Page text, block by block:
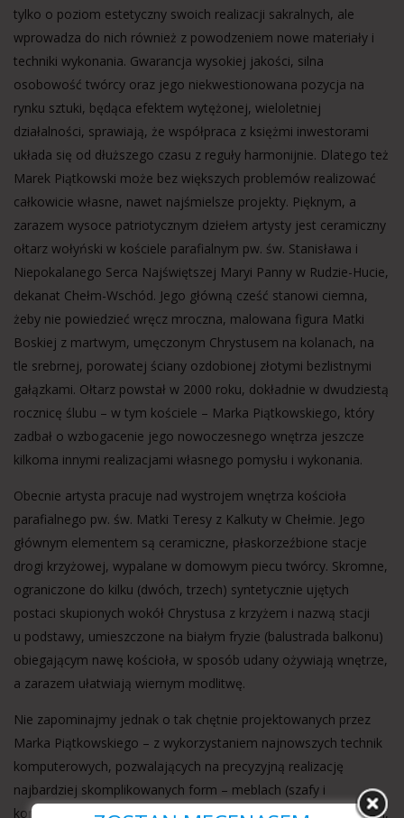
tylko o poziom estetyczny swoich realizacji sakralnych, ale
wprowadza do nich również z powodzeniem nowe materiały i
techniki wykonania. Gwarancja wysokiej jakości, silna
osobowość twórcy oraz jego niekwestionowana pozycja na
rynku sztuki, będąca efektem wytężonej, wieloletniej
działalności, sprawiają, że współpraca z księżmi inwestorami
układa się od dłuższego czasu z reguły harmonijnie. Dlatego też
Marek Piątkowski może bez większych problemów realizować
całkowicie własne, nawet najśmielsze projekty. Pięknym, a
zarazem wysoce patriotycznym dziełem artysty jest ceramiczny
ołtarz wołyński w kościele parafialnym pw. św. Stanisława i
Niepokalanego Serca Najświętszej Maryi Panny w Rudzie-Hucie,
dekanat Chełm-Wschód. Jego główną cześć stanowi ciemna,
żeby nie powiedzieć wręcz mroczna, malowana figura Matki
Boskiej z martwym, umęczonym Chrystusem na kolanach, na
tle srebrnej, porowatej ściany ozdobionej złotymi bezlistnymi
gałązkami. Ołtarz powstał w 2000 roku, dokładnie w dwudziestą
rocznicę ślubu – w tym kościele – Marka Piątkowskiego, który
zadbał o wzbogacenie jego nowoczesnego wnętrza jeszcze
kilkoma innymi realizacjami własnego pomysłu i wykonania.
Obecnie artysta pracuje nad wystrojem wnętrza kościoła
parafialnego pw. św. Matki Teresy z Kalkuty w Chełmie. Jego
głównym elementem są ceramiczne, płaskorzeźbione stacje
drogi krzyżowej, wypalane w domowym piecu twórcy. Skromne,
ograniczone do kilku (dwóch, trzech) syntetycznie ujętych
postaci skupionych wokół Chrystusa z krzyżem i nazwą stacji
u podstawy, umieszczone na białym fryzie (balustrada balkonu)
obiegającym nawę kościoła, w sposób udany ożywiają wnętrze,
a zarazem ułatwiają wiernym modlitwę.
Nie zapominajmy jednak o tak chętnie projektowanych przez
Marka Piątkowskiego – z wykorzystaniem najnowszych technik
komputerowych, pozwalających na precyzyjną realizację
najbardziej skomplikowanych form – meblach (szafy i
konfesjonały, mensy ołtarzowe, krzesła i fotele), tabernakulach,